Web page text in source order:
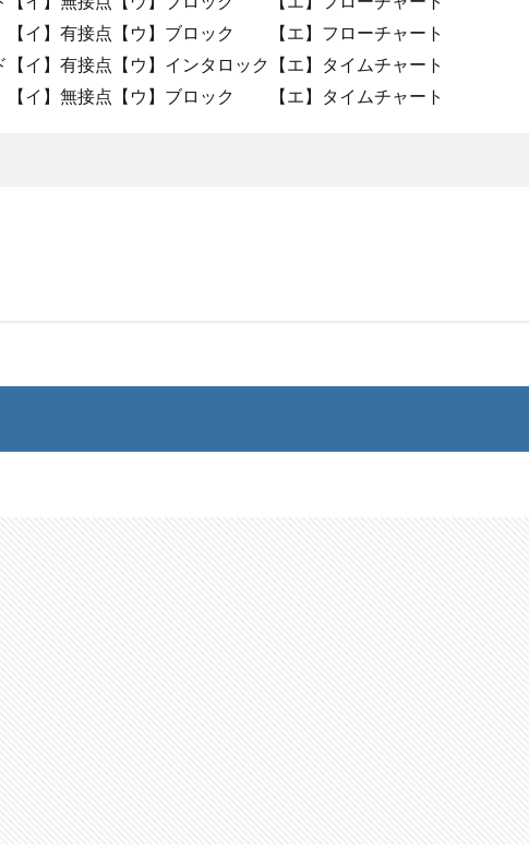
イ】有接点【ウ】ブロック 【エ】フローチャート
【イ】有接点【ウ】インタロック【エ】タイムチャート
イ】無接点【ウ】ブロック 【エ】タイムチャート